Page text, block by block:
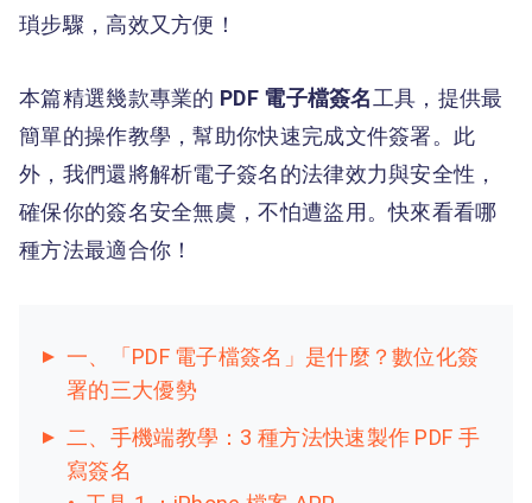
瑣步驟，高效又方便！
本篇精選幾款專業的 PDF 電子檔簽名工具，提供最
簡單的操作教學，幫助你快速完成文件簽署。此
外，我們還將解析電子簽名的法律效力與安全性，
確保你的簽名安全無虞，不怕遭盜用。快來看看哪
種方法最適合你！
一、「PDF 電子檔簽名」是什麼？數位化簽
署的三大優勢
二、手機端教學：3 種方法快速製作 PDF 手
寫簽名